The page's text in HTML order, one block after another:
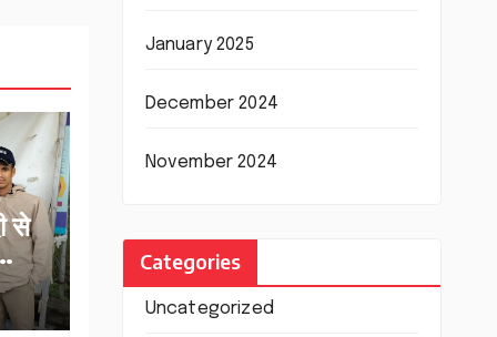
से
तक
January 2025
December 2024
November 2024
Categories
Uncategorized